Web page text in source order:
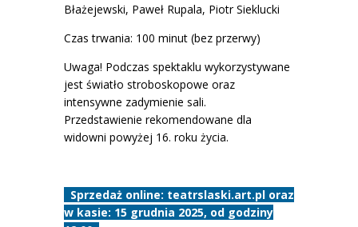
Błażejewski, Paweł Rupala, Piotr Sieklucki
Czas trwania: 100 minut (bez przerwy)
Uwaga! Podczas spektaklu wykorzystywane
jest światło stroboskopowe oraz
intensywne zadymienie sali.
Przedstawienie rekomendowane dla
widowni powyżej 16. roku życia.
Sprzedaż online: teatrslaski.art.pl oraz
w kasie: 15 grudnia 2025, od godziny